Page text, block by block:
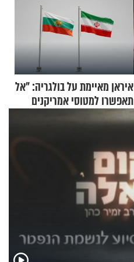
איראן מאיימת על בולגריה: "אל
תאפשרו למטוסי אמריקנים
להמריא מהשטח שלכם"